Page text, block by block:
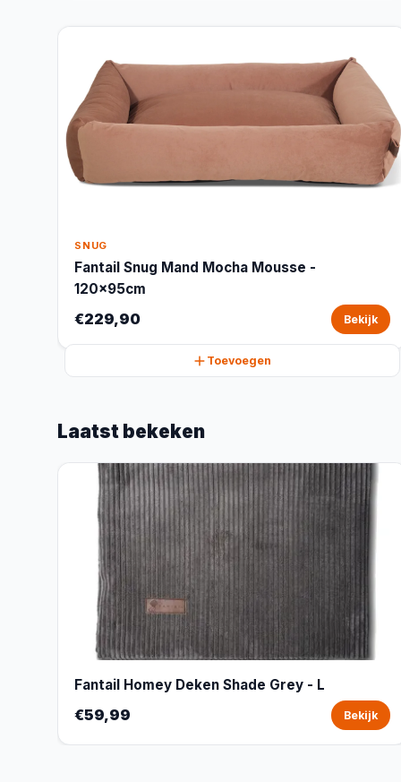
SNUG
Fantail Snug Mand Mocha Mousse -
120x95cm
€229,90 Bekijk
Toevoegen
Laatst bekeken
Fantail Homey Deken Shade Grey - L
€59,99 Bekijk